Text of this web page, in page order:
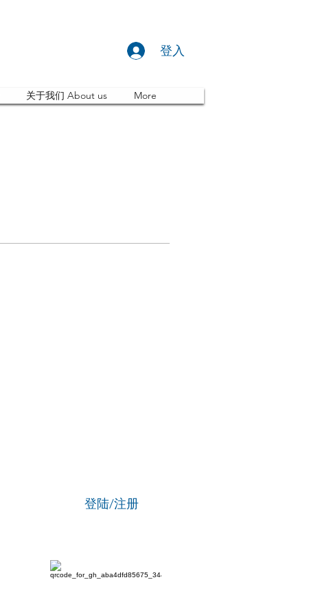
登入
关于我们 About us More
登陆/注册